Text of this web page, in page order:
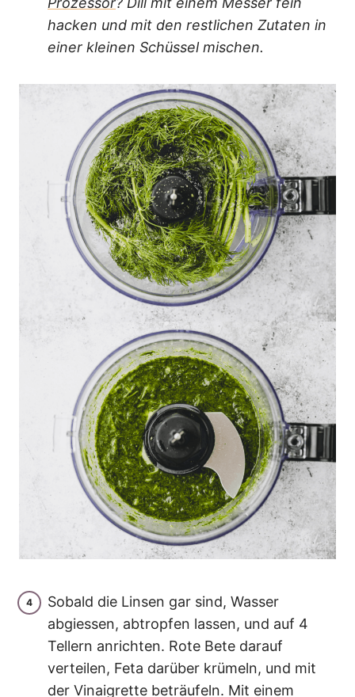
hacken und mit den restlichen Zutaten in
einer kleinen Schüssel mischen.
Sobald die Linsen gar sind, Wasser
abgiessen, abtropfen lassen, und auf 4
Tellern anrichten. Rote Bete darauf
verteilen, Feta darüber krümeln, und mit
der Vinaigrette beträufeln. Mit einem